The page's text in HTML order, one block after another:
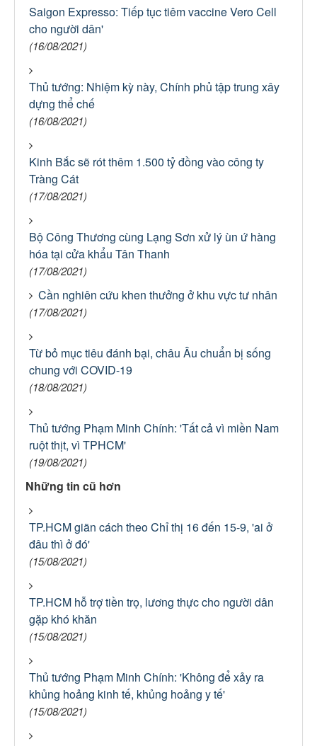
Saigon Expresso: Tiếp tục tiêm vaccine Vero Cell
cho người dân'
(16/08/2021)
Thủ tướng: Nhiệm kỳ này, Chính phủ tập trung xây
dựng thể chế
(16/08/2021)
Kinh Bắc sẽ rót thêm 1.500 tỷ đồng vào công ty
Tràng Cát
(17/08/2021)
Bộ Công Thương cùng Lạng Sơn xử lý ùn ứ hàng
hóa tại cửa khẩu Tân Thanh
(17/08/2021)
Cần nghiên cứu khen thưởng ở khu vực tư nhân
(17/08/2021)
Từ bỏ mục tiêu đánh bại, châu Âu chuẩn bị sống
chung với COVID-19
(18/08/2021)
Thủ tướng Phạm Minh Chính: 'Tất cả vì miền Nam
ruột thịt, vì TPHCM'
(19/08/2021)
Những tin cũ hơn
TP.HCM giãn cách theo Chỉ thị 16 đến 15-9, 'ai ở
đâu thì ở đó'
(15/08/2021)
TP.HCM hỗ trợ tiền trọ, lương thực cho người dân
gặp khó khăn
(15/08/2021)
Thủ tướng Phạm Minh Chính: 'Không để xảy ra
khủng hoảng kinh tế, khủng hoảng y tế'
(15/08/2021)